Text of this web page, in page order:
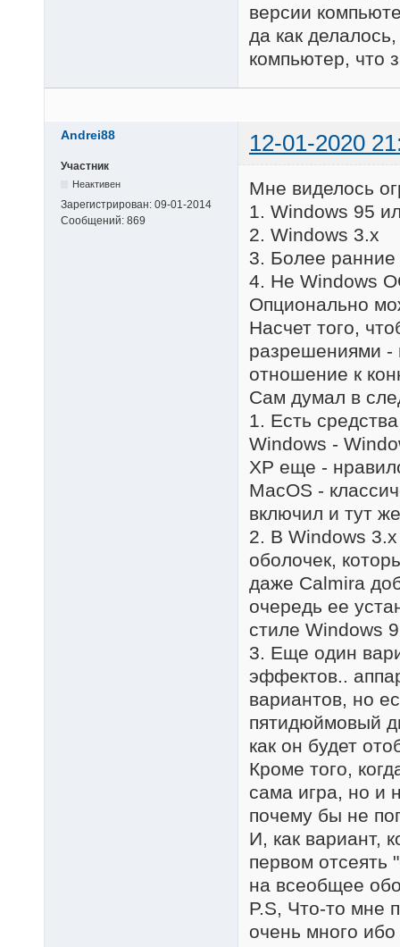
версии
да как
компьютер, что
Andrei88 12-01-2020
Участник
Неактивен
Зарегистрирован: 09-01-2014
Сообщений: 869
Мне виделось
1. Windows 95
2. Windows 3.x
3. Более ранние
4. Не Windows
Опционально
Насчет того,
разрешениями -
отношение к
Сам думал в
1. Есть
Windows -
ХР еще -
MacOS -
включил и тут
2. В Windows
оболочек,
даже Calmira
очередь ее
стиле Windows
3. Еще один
эффектов..
вариантов, но
пятидюймовый
как он будет
Кроме того,
сама игра, но и
почему бы не
И, как вариант,
первом отсеять
на всеобщее
P.S, Что-то мне
очень много